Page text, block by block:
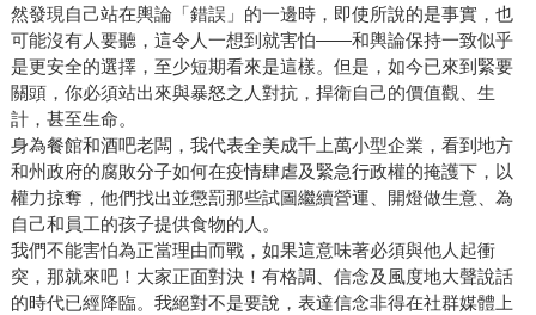
然發現自己站在輿論「錯誤」的一邊時，即使所說的是事實，也
可能沒有人要聽，這令人一想到就害怕——和輿論保持一致似乎
是更安全的選擇，至少短期看來是這樣。但是，如今已來到緊要
關頭，你必須站出來與暴怒之人對抗，捍衛自己的價值觀、生
計，甚至生命。
身為餐館和酒吧老闆，我代表全美成千上萬小型企業，看到地方
和州政府的腐敗分子如何在疫情肆虐及緊急行政權的掩護下，以
權力掠奪，他們找出並懲罰那些試圖繼續營運、開燈做生意、為
自己和員工的孩子提供食物的人。
我們不能害怕為正當理由而戰，如果這意味著必須與他人起衝
突，那就來吧！大家正面對決！有格調、信念及風度地大聲說話
的時代已經降臨。我絕對不是要說，表達信念非得在社群媒體上